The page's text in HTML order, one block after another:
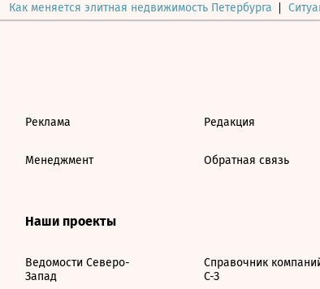
Как меняется элитная недвижимость Петербурга
Реклама
Менеджмент
Редакция
Обратная связь
Наши проекты
Ведомости Северо-
Запад
Справочник
С-З